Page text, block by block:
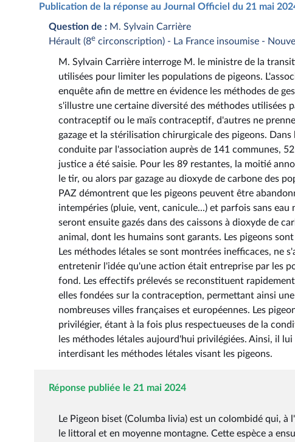
Publication de la réponse au Journal Officiel du 21 mai
Question de : M. Sylvain Carrière
Hérault (8e circonscription) - La France insoumise -
M. Sylvain Carrière interroge M. le ministre de la
utilisées pour limiter les populations de pigeons.
enquête afin de mettre en évidence les méthodes de
s'illustre une certaine diversité des méthodes utilisées
contraceptif ou le maïs contraceptif, d'autres ne
gazage et la stérilisation chirurgicale des pigeons.
conduite par l'association auprès de 141 communes,
justice a été saisie. Pour les 89 restantes, la moitié
le tir, ou alors par gazage au dioxyde de carbone des
PAZ démontrent que les pigeons peuvent être
intempéries (pluie, vent, canicule...) et parfois sans
seront ensuite gazés dans des caissons à dioxyde de
animal, dont les humains sont garants. Les pigeons
Les méthodes létales se sont montrées inefficaces, ne
entretenir l'idée qu'une action était entreprise par les
fond. Les effectifs prélevés se reconstituent
elles fondées sur la contraception, permettant ainsi
nombreuses villes françaises et européennes. Les
privilégier, étant à la fois plus respectueuses de la
les méthodes létales aujourd'hui privilégiées. Ainsi, il
interdisant les méthodes létales visant les pigeons.
Réponse publiée le 21 mai 2024
Le Pigeon biset (Columba livia) est un colombidé qui,
le littoral et en moyenne montagne. Cette espèce a